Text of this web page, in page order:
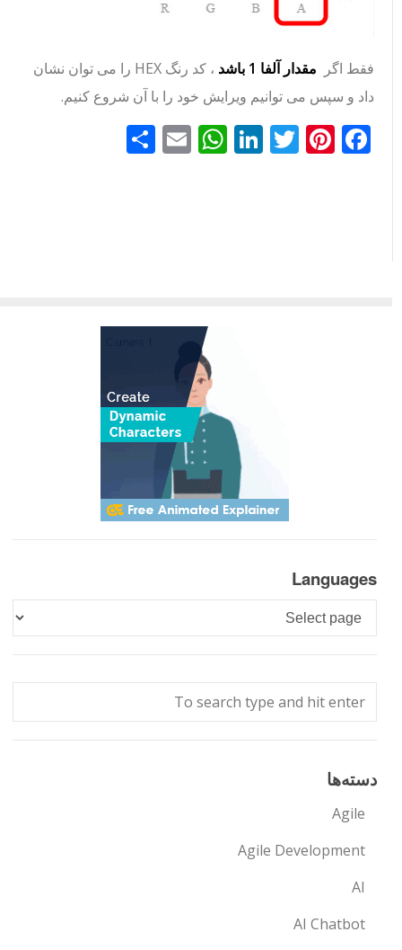
فقط اگر مقدار آلفا 1 باشد
، کد رنگ HEX را می توان نشان
داد و سپس می توانیم ویرایش خود را با آن شروع کنیم.
Facebook
Pinterest
Twitter
LinkedIn
WhatsApp
Emailاشتراک
Languages
Languages
دسته‌ها
Agile
Agile Development
AI
AI Chatbot